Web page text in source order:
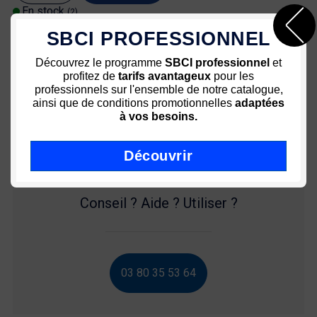
En stock(2)
Paiement sécurisé 3D
sécurisé
Des prix attractifs
Une équipe à votre service
Livraison rapide - Colissimo
72h
Conseil ? Aide ? Utiliser ?
03 80 35 53 64
SBCI PROFESSIONNEL
Découvrez le programme SBCI professionnel et
profitez de tarifs avantageux pour les
professionnels sur l'ensemble de notre catalogue,
ainsi que de conditions promotionnelles adaptées
à vos besoins.
Découvrir